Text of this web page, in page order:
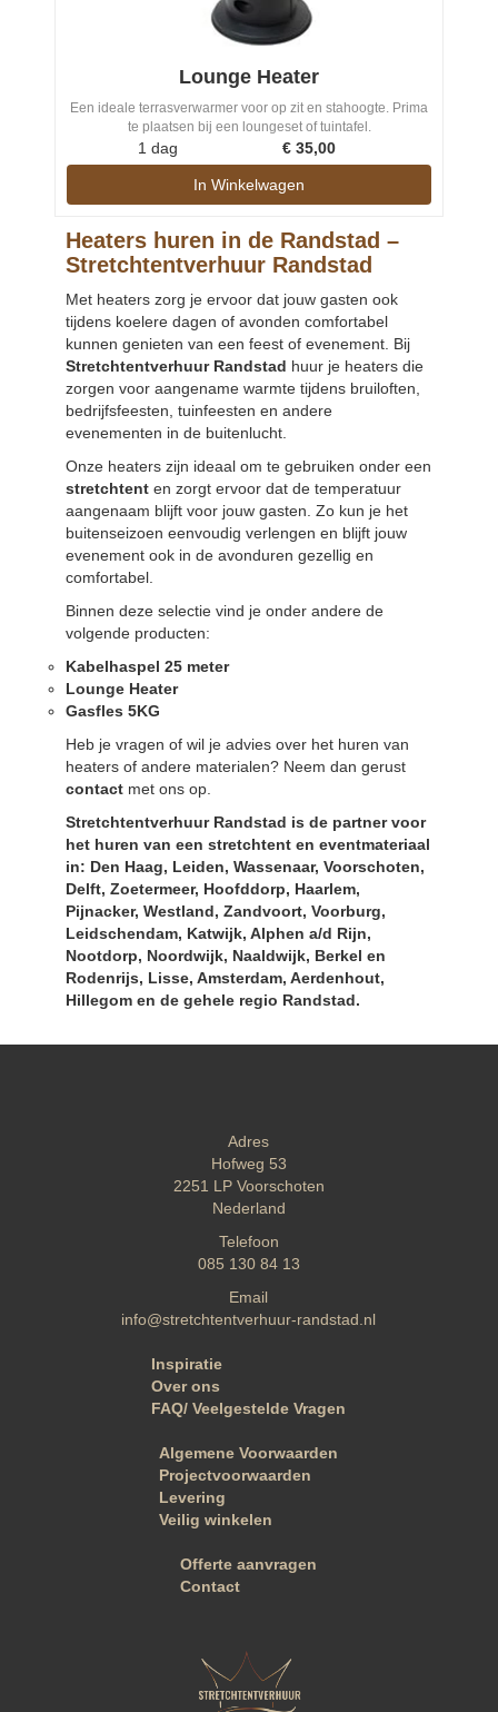
Lounge Heater
Een ideale terrasverwarmer voor op zit en stahoogte. Prima
te plaatsen bij een loungeset of tuintafel.
1 dag € 35,00
In Winkelwagen
Heaters huren in de Randstad –
Stretchtentverhuur Randstad
Met heaters zorg je ervoor dat jouw gasten ook
tijdens koelere dagen of avonden comfortabel
kunnen genieten van een feest of evenement. Bij
Stretchtentverhuur Randstad huur je heaters die
zorgen voor aangename warmte tijdens bruiloften,
bedrijfsfeesten, tuinfeesten en andere
evenementen in de buitenlucht.
Onze heaters zijn ideaal om te gebruiken onder een
stretchtent en zorgt ervoor dat de temperatuur
aangenaam blijft voor jouw gasten. Zo kun je het
buitenseizoen eenvoudig verlengen en blijft jouw
evenement ook in de avonduren gezellig en
comfortabel.
Binnen deze selectie vind je onder andere de
volgende producten:
Kabelhaspel 25 meter
Lounge Heater
Gasfles 5KG
Heb je vragen of wil je advies over het huren van
heaters of andere materialen? Neem dan gerust
contact met ons op.
Stretchtentverhuur Randstad is de partner voor
het huren van een stretchtent en eventmateriaal
in: Den Haag, Leiden, Wassenaar, Voorschoten,
Delft, Zoetermeer, Hoofddorp, Haarlem,
Pijnacker, Westland, Zandvoort, Voorburg,
Leidschendam, Katwijk, Alphen a/d Rijn,
Nootdorp, Noordwijk, Naaldwijk, Berkel en
Rodenrijs, Lisse, Amsterdam, Aerdenhout,
Hillegom en de gehele regio Randstad.
Adres
Hofweg 53
2251 LP Voorschoten
Nederland
Telefoon
085 130 84 13
Email
info@stretchtentverhuur-randstad.nl
Inspiratie
Over ons
FAQ/ Veelgestelde Vragen
Algemene Voorwaarden
Projectvoorwaarden
Levering
Veilig winkelen
Offerte aanvragen
Contact